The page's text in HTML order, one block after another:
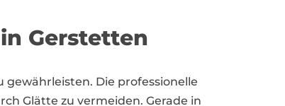
Gerstetten
Die professionelle
Glätte zu vermeiden. Gerade in